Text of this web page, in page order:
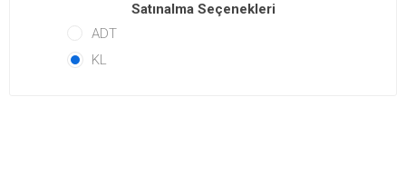
Satınalma Seçenekleri
ADT
KL